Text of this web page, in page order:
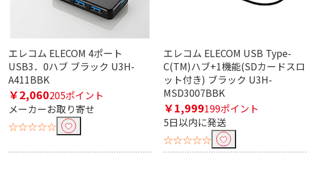
エレコム ELECOM 4ポート
USB3．0ハブ ブラック U3H-
A411BBK
￥2,060205ポイント
メーカーお取り寄せ
☆☆☆☆☆
エレコム ELECOM USB Type-
C(TM)ハブ+1機能(SDカードスロ
ット付き) ブラック U3H-
MSD3007BBK
￥1,999199ポイント
5日以内に発送
☆☆☆☆☆